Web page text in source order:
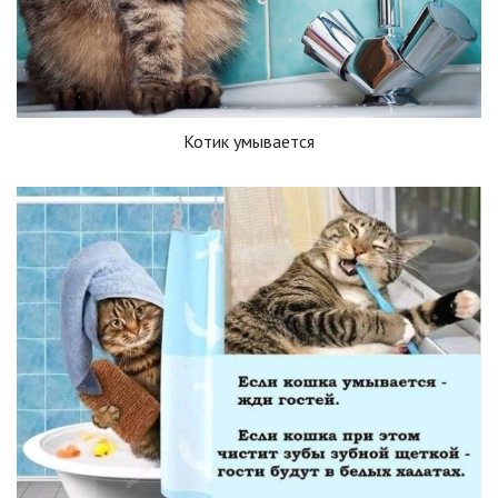
Котик умывается